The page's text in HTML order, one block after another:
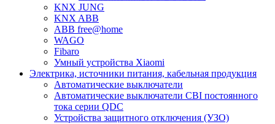
KNX JUNG
KNX ABB
ABB free@home
WAGO
Fibaro
Умный устройства Xiaomi
Электрика, источники питания, кабельная продукция
Автоматические выключатели
Автоматические выключатели CBI постоянного
тока серии QDC
Устройства защитного отключения (УЗО)